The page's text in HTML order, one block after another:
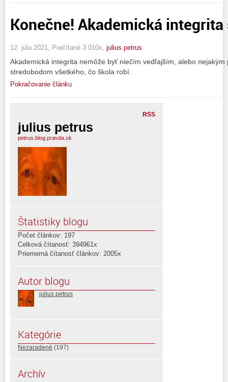
Konečne! Akademická
12. júla 2021, Prečítané 3 010x, julius petrus
Akademická integrita nemôže byť niečím vedľajším, alebo
stredobodom všetkého, čo škola robí.
Pokračovanie článku
RSS
julius petrus
petrus.blog.pravda.sk
Štatistiky blogu
Počet článkov: 197
Celková čítanosť: 394961x
Priemerná čítanosť článkov: 2005x
Autor blogu
julius petrus
Kategórie
Nezaradené (197)
Archív